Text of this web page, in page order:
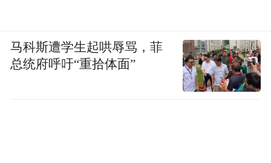
马科斯遭学生起哄辱骂，菲
总统府呼吁“重拾体面”